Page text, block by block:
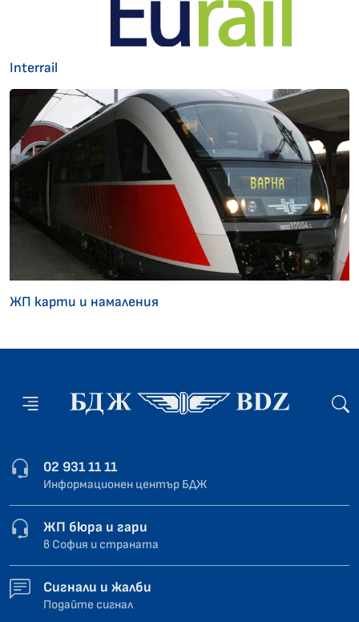
Interrail
ЖП карти и намаления
02 931 11 11
Информационен център БДЖ
ЖП бюра и гари
в София и страната
Сигнали и жалби
Подайте сигнал